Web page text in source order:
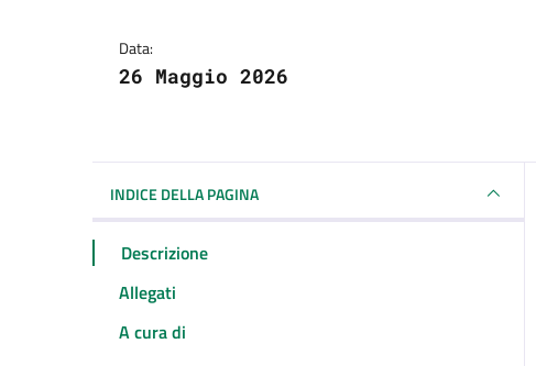
Data:
26 Maggio 2026
INDICE DELLA PAGINA
Descrizione
Allegati
A cura di